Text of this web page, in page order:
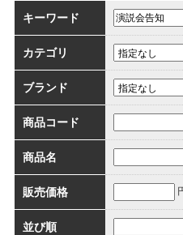
キーワード
カテゴリ
ブランド
商品コード
商品名
販売価格
並び順